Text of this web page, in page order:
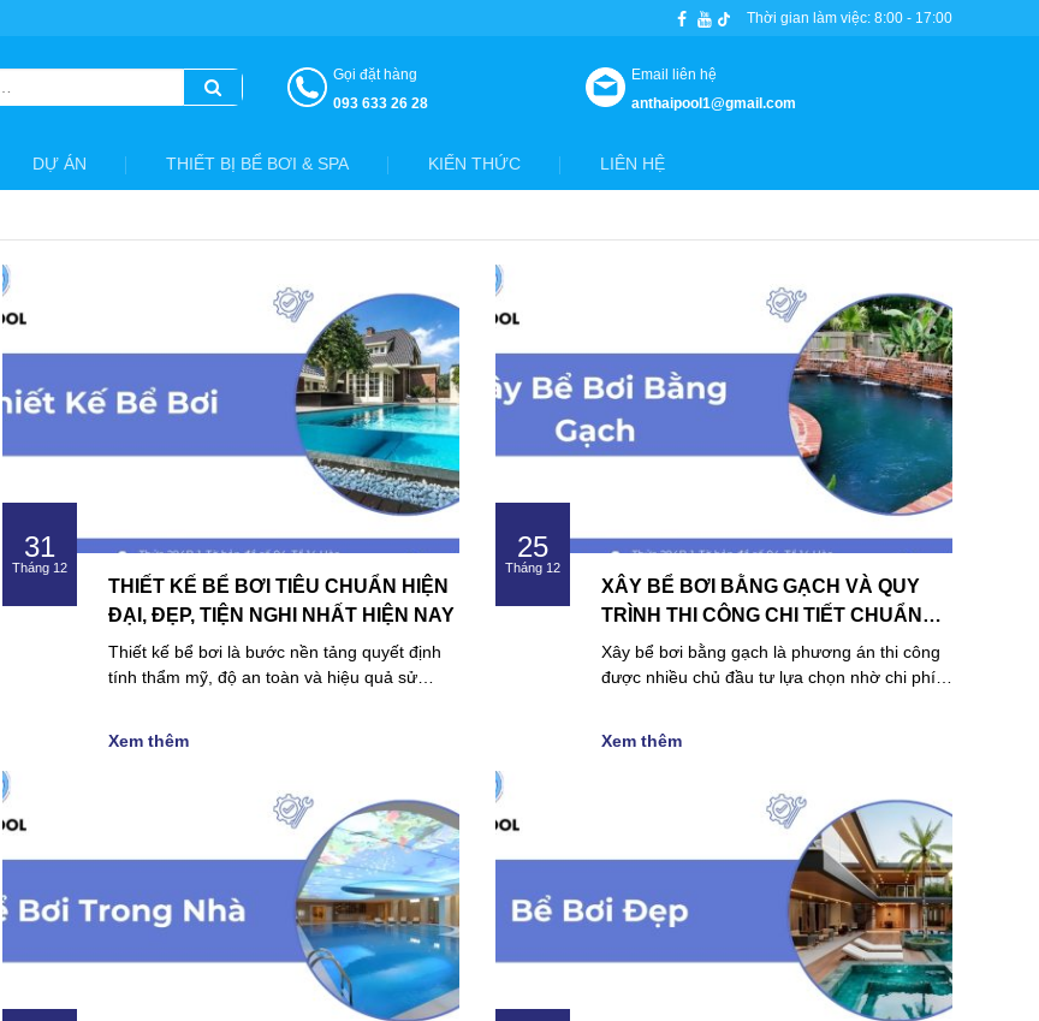
Thời gian làm việc: 8:00 - 17:00
Gọi đặt hàng
093 633 26 28
Email liên hệ
anthaipool1@gmail.com
DỰ ÁN THIẾT BỊ BỂ BƠI & SPA KIẾN THỨC LIÊN HỆ
31
Tháng 12
THIẾT KẾ BỂ BƠI TIÊU CHUẨN HIỆN
ĐẠI, ĐẸP, TIỆN NGHI NHẤT HIỆN NAY
Thiết kế bể bơi là bước nền tảng quyết định
tính thẩm mỹ, độ an toàn và hiệu quả sử…
Xem thêm
25
Tháng 12
XÂY BỂ BƠI BẰNG GẠCH VÀ QUY
TRÌNH THI CÔNG CHI TIẾT CHUẨN
ĐẸP NHẤT
Xây bể bơi bằng gạch là phương án thi công
được nhiều chủ đầu tư lựa chọn nhờ chi phí…
Xem thêm